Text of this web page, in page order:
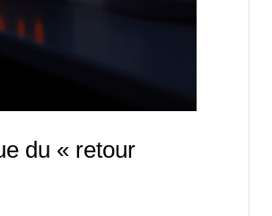
du « retour